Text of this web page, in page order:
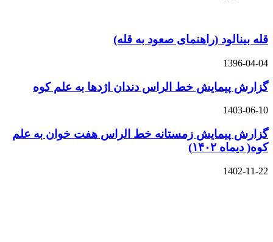
قله بینالود (راهنمای صعود به قله)
1396-04-04
گزارش پیمایش خط الراس دندان اژدها به علم کوه
1403-06-10
گزارش پیمایش زمستانه خط الراس هفت خوان به علم
کوه( دیماه ۱۴۰۲)
1402-11-22